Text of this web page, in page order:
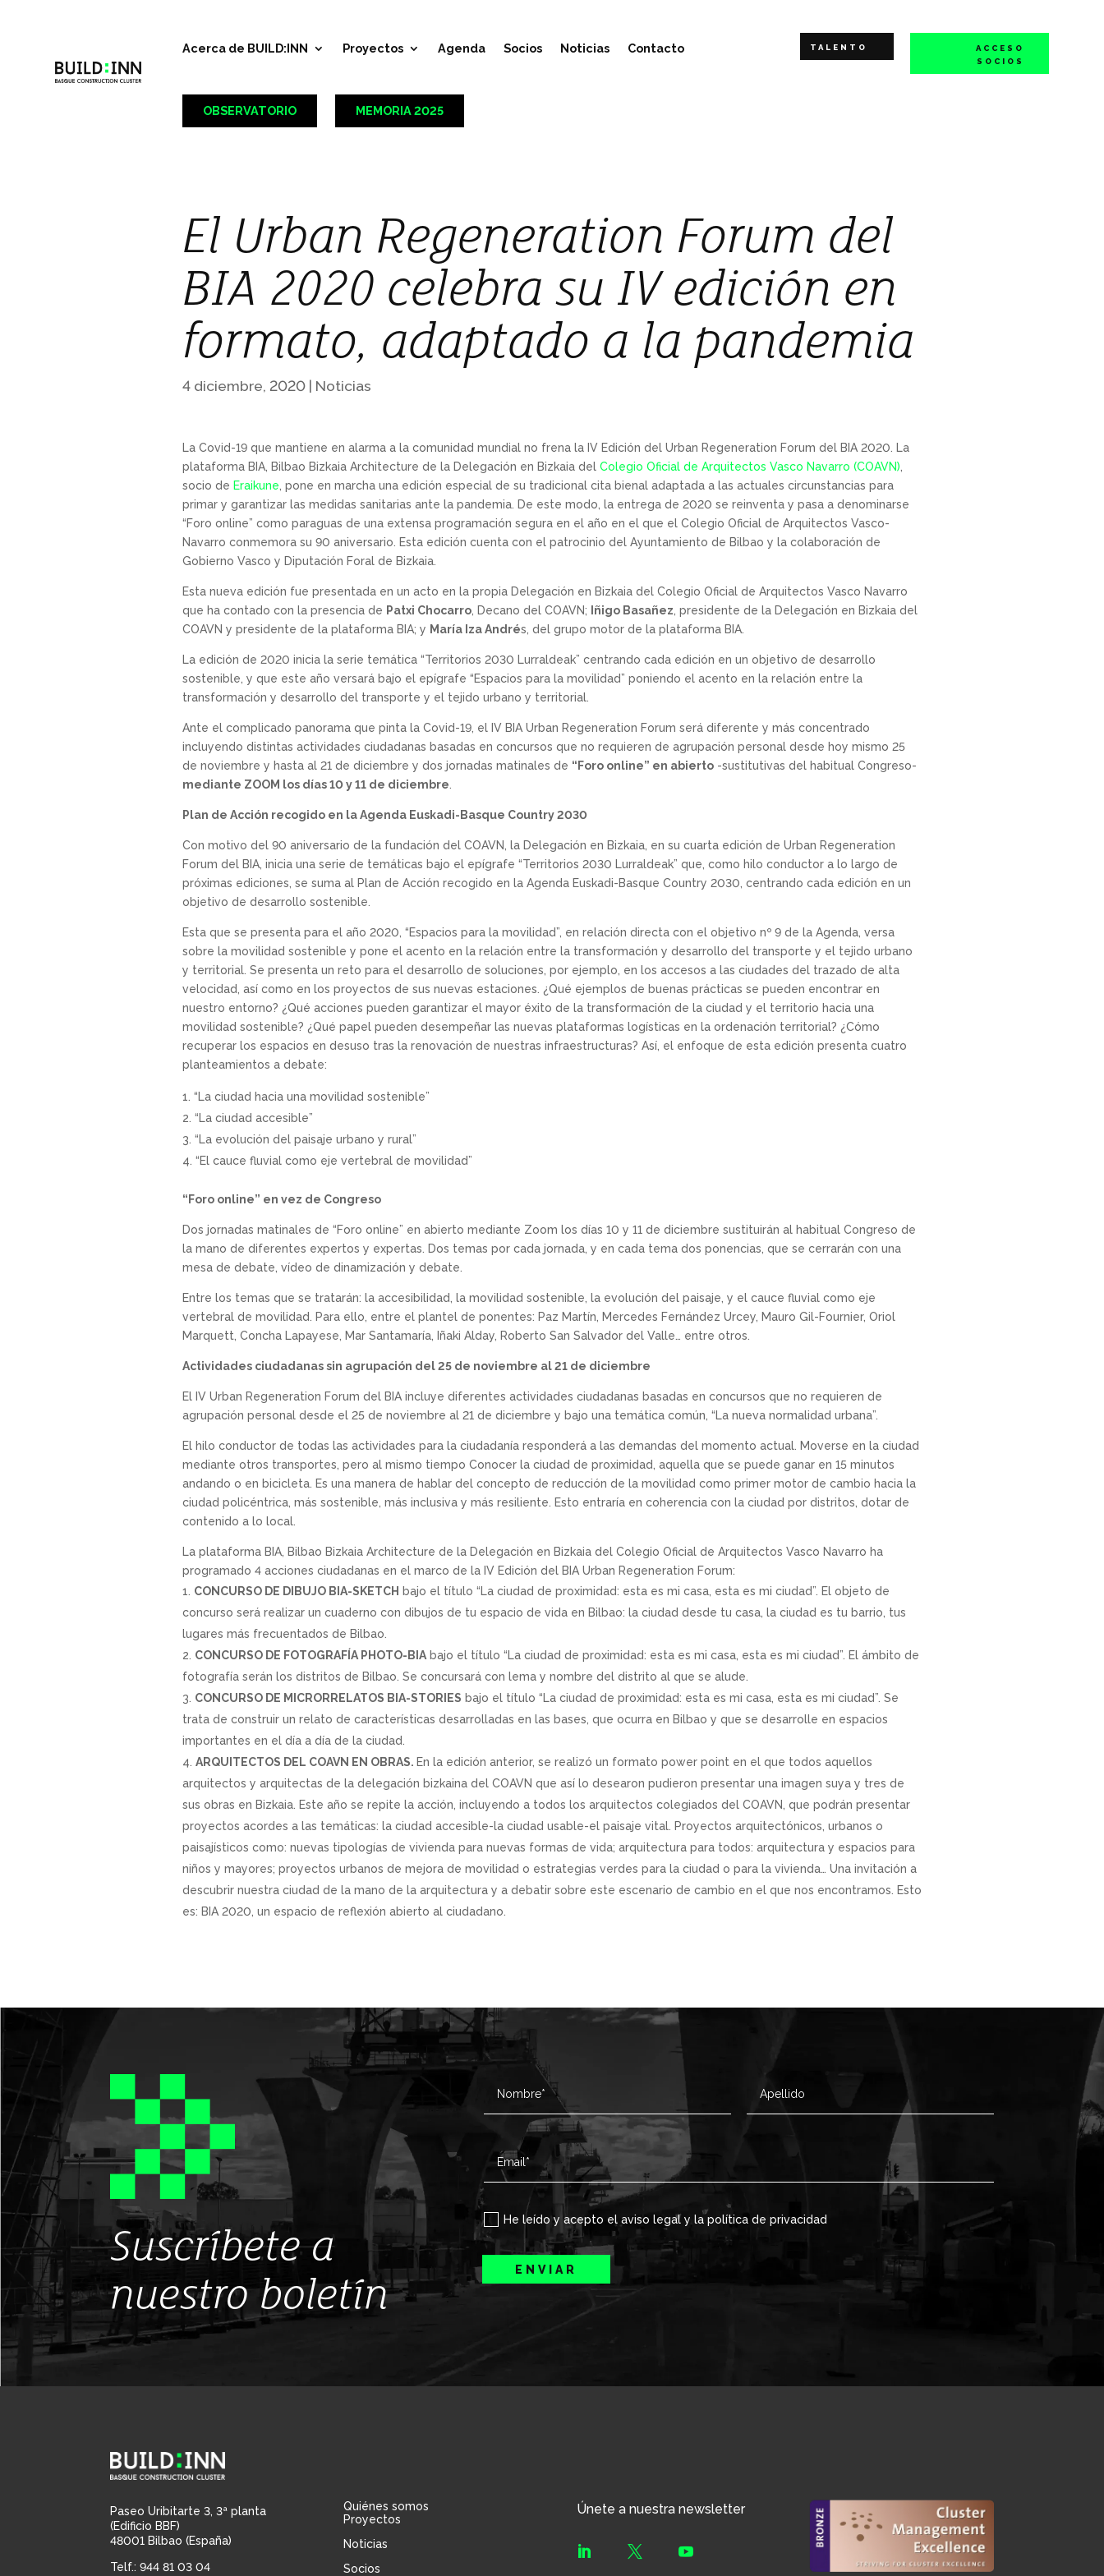
Acerca de BUILD:INN Proyectos Agenda Socios Noticias Contacto
OBSERVATORIO MEMORIA 2025
TALENTO
ACCESO
SOCIOS
El Urban Regeneration Forum del
BIA 2020 celebra su IV edición en
formato, adaptado a la pandemia
4 diciembre, 2020 | Noticias
La Covid-19 que mantiene en alarma a la comunidad mundial no frena la IV Edición del Urban Regeneration Forum del BIA 2020. La
plataforma BIA, Bilbao Bizkaia Architecture de la Delegación en Bizkaia del Colegio Oficial de Arquitectos Vasco Navarro (COAVN),
socio de Eraikune, pone en marcha una edición especial de su tradicional cita bienal adaptada a las actuales circunstancias para
primar y garantizar las medidas sanitarias ante la pandemia. De este modo, la entrega de 2020 se reinventa y pasa a denominarse
“Foro online” como paraguas de una extensa programación segura en el año en el que el Colegio Oficial de Arquitectos Vasco-
Navarro conmemora su 90 aniversario. Esta edición cuenta con el patrocinio del Ayuntamiento de Bilbao y la colaboración de
Gobierno Vasco y Diputación Foral de Bizkaia.
Esta nueva edición fue presentada en un acto en la propia Delegación en Bizkaia del Colegio Oficial de Arquitectos Vasco Navarro
que ha contado con la presencia de Patxi Chocarro, Decano del COAVN; Iñigo Basañez, presidente de la Delegación en Bizkaia del
COAVN y presidente de la plataforma BIA; y María Iza Andrés, del grupo motor de la plataforma BIA.
La edición de 2020 inicia la serie temática “Territorios 2030 Lurraldeak” centrando cada edición en un objetivo de desarrollo
sostenible, y que este año versará bajo el epígrafe “Espacios para la movilidad” poniendo el acento en la relación entre la
transformación y desarrollo del transporte y el tejido urbano y territorial.
Ante el complicado panorama que pinta la Covid-19, el IV BIA Urban Regeneration Forum será diferente y más concentrado
incluyendo distintas actividades ciudadanas basadas en concursos que no requieren de agrupación personal desde hoy mismo 25
de noviembre y hasta al 21 de diciembre y dos jornadas matinales de “Foro online” en abierto -sustitutivas del habitual Congreso-
mediante ZOOM los días 10 y 11 de diciembre.
Plan de Acción recogido en la Agenda Euskadi-Basque Country 2030
Con motivo del 90 aniversario de la fundación del COAVN, la Delegación en Bizkaia, en su cuarta edición de Urban Regeneration
Forum del BIA, inicia una serie de temáticas bajo el epígrafe “Territorios 2030 Lurraldeak” que, como hilo conductor a lo largo de
próximas ediciones, se suma al Plan de Acción recogido en la Agenda Euskadi-Basque Country 2030, centrando cada edición en un
objetivo de desarrollo sostenible.
Esta que se presenta para el año 2020, “Espacios para la movilidad”, en relación directa con el objetivo nº 9 de la Agenda, versa
sobre la movilidad sostenible y pone el acento en la relación entre la transformación y desarrollo del transporte y el tejido urbano
y territorial. Se presenta un reto para el desarrollo de soluciones, por ejemplo, en los accesos a las ciudades del trazado de alta
velocidad, así como en los proyectos de sus nuevas estaciones. ¿Qué ejemplos de buenas prácticas se pueden encontrar en
nuestro entorno? ¿Qué acciones pueden garantizar el mayor éxito de la transformación de la ciudad y el territorio hacia una
movilidad sostenible? ¿Qué papel pueden desempeñar las nuevas plataformas logísticas en la ordenación territorial? ¿Cómo
recuperar los espacios en desuso tras la renovación de nuestras infraestructuras? Así, el enfoque de esta edición presenta cuatro
planteamientos a debate:
“La ciudad hacia una movilidad sostenible”
“La ciudad accesible”
“La evolución del paisaje urbano y rural”
“El cauce fluvial como eje vertebral de movilidad”
“Foro online” en vez de Congreso
Dos jornadas matinales de “Foro online” en abierto mediante Zoom los días 10 y 11 de diciembre sustituirán al habitual Congreso de
la mano de diferentes expertos y expertas. Dos temas por cada jornada, y en cada tema dos ponencias, que se cerrarán con una
mesa de debate, vídeo de dinamización y debate.
Entre los temas que se tratarán: la accesibilidad, la movilidad sostenible, la evolución del paisaje, y el cauce fluvial como eje
vertebral de movilidad. Para ello, entre el plantel de ponentes: Paz Martín, Mercedes Fernández Urcey, Mauro Gil-Fournier, Oriol
Marquett, Concha Lapayese, Mar Santamaría, Iñaki Alday, Roberto San Salvador del Valle… entre otros.
Actividades ciudadanas sin agrupación del 25 de noviembre al 21 de diciembre
El IV Urban Regeneration Forum del BIA incluye diferentes actividades ciudadanas basadas en concursos que no requieren de
agrupación personal desde el 25 de noviembre al 21 de diciembre y bajo una temática común, “La nueva normalidad urbana”.
El hilo conductor de todas las actividades para la ciudadanía responderá a las demandas del momento actual. Moverse en la ciudad
mediante otros transportes, pero al mismo tiempo Conocer la ciudad de proximidad, aquella que se puede ganar en 15 minutos
andando o en bicicleta. Es una manera de hablar del concepto de reducción de la movilidad como primer motor de cambio hacia la
ciudad policéntrica, más sostenible, más inclusiva y más resiliente. Esto entraría en coherencia con la ciudad por distritos, dotar de
contenido a lo local.
La plataforma BIA, Bilbao Bizkaia Architecture de la Delegación en Bizkaia del Colegio Oficial de Arquitectos Vasco Navarro ha
programado 4 acciones ciudadanas en el marco de la IV Edición del BIA Urban Regeneration Forum:
CONCURSO DE DIBUJO BIA-SKETCH bajo el título “La ciudad de proximidad: esta es mi casa, esta es mi ciudad”. El objeto de
concurso será realizar un cuaderno con dibujos de tu espacio de vida en Bilbao: la ciudad desde tu casa, la ciudad es tu barrio, tus
lugares más frecuentados de Bilbao.
CONCURSO DE FOTOGRAFÍA PHOTO-BIAbajo el título “La ciudad de proximidad: esta es mi casa, esta es mi ciudad”. El ámbito de
fotografía serán los distritos de Bilbao. Se concursará con lema y nombre del distrito al que se alude.
CONCURSO DE MICRORRELATOS BIA-STORIES bajo el título “La ciudad de proximidad: esta es mi casa, esta es mi ciudad”. Se
trata de construir un relato de características desarrolladas en las bases, que ocurra en Bilbao y que se desarrolle en espacios
importantes en el día a día de la ciudad.
ARQUITECTOS DEL COAVN EN OBRAS. En la edición anterior, se realizó un formato power point en el que todos aquellos
arquitectos y arquitectas de la delegación bizkaina del COAVN que así lo desearon pudieron presentar una imagen suya y tres de
sus obras en Bizkaia. Este año se repite la acción, incluyendo a todos los arquitectos colegiados del COAVN, que podrán presentar
proyectos acordes a las temáticas: la ciudad accesible-la ciudad usable-el paisaje vital. Proyectos arquitectónicos, urbanos o
paisajísticos como: nuevas tipologías de vivienda para nuevas formas de vida; arquitectura para todos: arquitectura y espacios para
niños y mayores; proyectos urbanos de mejora de movilidad o estrategias verdes para la ciudad o para la vivienda… Una invitación a
descubrir nuestra ciudad de la mano de la arquitectura y a debatir sobre este escenario de cambio en el que nos encontramos. Esto
es: BIA 2020, un espacio de reflexión abierto al ciudadano.
Suscríbete a
nuestro boletín
He leído y acepto el aviso legal y la política de privacidad
ENVIAR
Paseo Uribitarte 3, 3ª planta
(Edificio BBF)
48001 Bilbao (España)
Telf.: 944 81 03 04
Quiénes somos
Proyectos
Noticias
Socios
Únete a nuestra newsletter
  